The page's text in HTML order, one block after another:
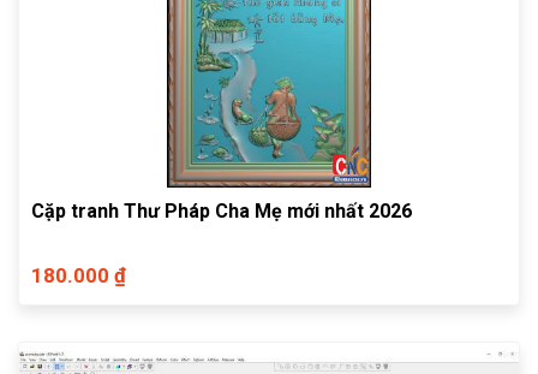
Cặp tranh Thư Pháp Cha Mẹ mới nhất 2026
180.000 ₫